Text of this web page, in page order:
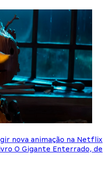
nova animação na Netflix
O Gigante Enterrado, de